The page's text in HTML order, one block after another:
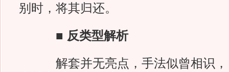
别时，将其归还。
■ 反类型解析
解套并无亮点，手法似曾相识，